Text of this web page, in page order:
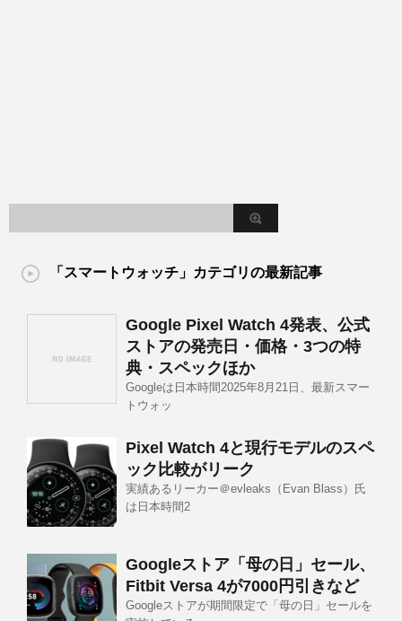
「スマートウォッチ」カテゴリの最新記事
Google Pixel Watch 4発表、公式
ストアの発売日・価格・3つの特
典・スペックほか
Googleは日本時間2025年8月21日、最新スマー
トウォッ
Pixel Watch 4と現行モデルのスペ
ック比較がリーク
実績あるリーカー＠evleaks（Evan Blass）氏
は日本時間2
Googleストア「母の日」セール、
Fitbit Versa 4が7000円引きなど
Googleストアが期間限定で「母の日」セールを